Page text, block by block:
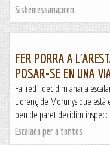
Sisbemessanapren
FER PORRA A
POSAR-SE EN UNA
Fa fred i decidim anar a
Llorenç de Morunys que està
peu de paret decidim
Escalada per a tontos